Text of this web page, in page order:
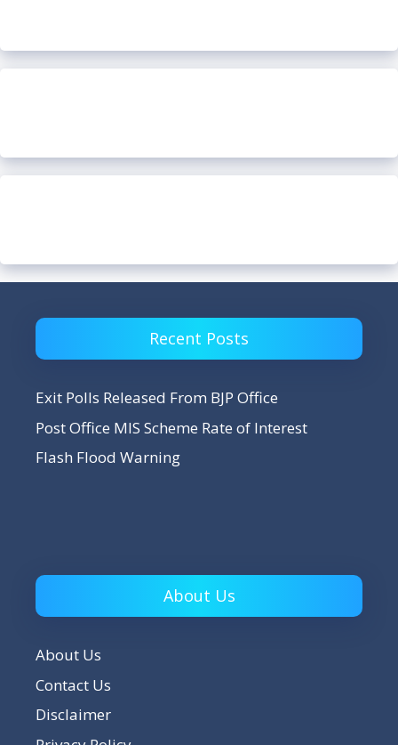
Recent Posts
Exit Polls Released From BJP Office
Post Office MIS Scheme Rate of Interest
Flash Flood Warning
About Us
About Us
Contact Us
Disclaimer